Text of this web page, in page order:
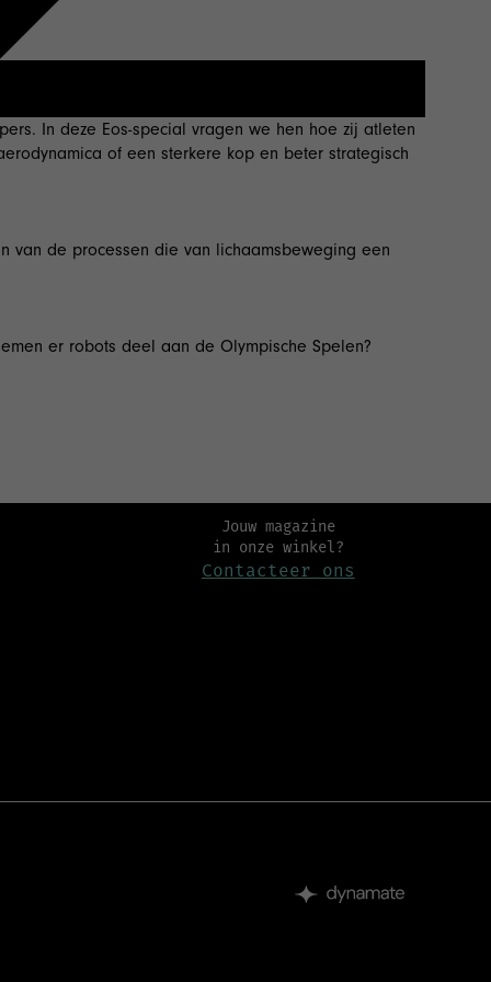
In deze Eos-special vragen we hen hoe zij atleten
of een sterkere kop en beter strategisch
van de processen die van lichaamsbeweging een
er robots deel aan de Olympische Spelen?
Jouw magazine
in onze winkel?
Contacteer ons